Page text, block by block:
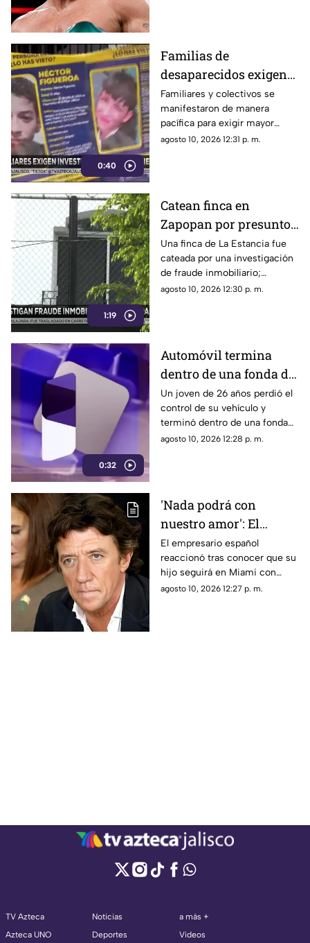
0:40
Familias de
desaparecidos exigen
agilizar
investigaciones en
Jalisco
Familiares y colectivos se
manifestaron de manera
pacífica para exigir mayor
rapidez en las investigaciones
agosto 10, 2026 12:31 p. m.
1:19
Catean finca en
Zapopan por presunto
fraude inmobiliario;
tenían sellos de 5
Notarías
Una finca de La Estancia fue
cateada por una investigación
de fraude inmobiliario;
aseguraron sellos notariales,
agosto 10, 2026 12:30 p. m.
0:32
Automóvil termina
dentro de una fonda de
chilaquiles en Zapopan
Un joven de 26 años perdió el
control de su vehículo y
terminó dentro de una fonda
en Zapopan; no se reportaron
agosto 10, 2026 12:28 p. m.
'Nada podrá con
nuestro amor': El
desgarrador mensaje
de Colate tras perder la
custodia de su hijo con
Paulina Rubio
El empresario español
reaccionó tras conocer que su
hijo seguirá en Miami con
Paulina Rubio. El entorno
agosto 10, 2026 12:27 p. m.
TV Azteca
Azteca UNO
Noticias
Deportes
a más +
Videos